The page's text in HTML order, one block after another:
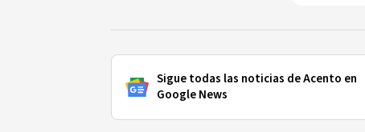
Sigue todas las noticias de Acento en
Google News